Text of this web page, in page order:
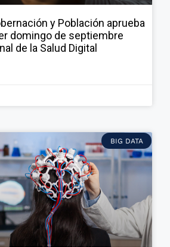
y Población aprueba
domingo de septiembre
de la Salud Digital
BIG DATA